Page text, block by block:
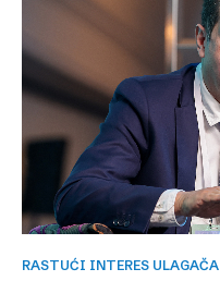
RASTUĆI INTERES ULAGAČA